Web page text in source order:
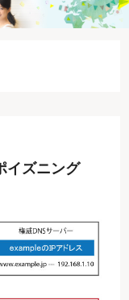
イズニング